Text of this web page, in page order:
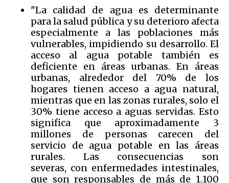
"La calidad de agua es determinante
para la salud pública y su deterioro afecta
especialmente a las poblaciones más
vulnerables, impidiendo su desarrollo. El
acceso al agua potable también es
deficiente en áreas urbanas. En áreas
urbanas, alrededor del 70% de los
hogares tienen acceso a agua natural,
mientras que en las zonas rurales, solo el
30% tiene acceso a aguas servidas. Esto
significa que aproximadamente 3
millones de personas carecen del
servicio de agua potable en las áreas
rurales. Las consecuencias son
severas, con enfermedades intestinales,
que son responsables de más de 1.100